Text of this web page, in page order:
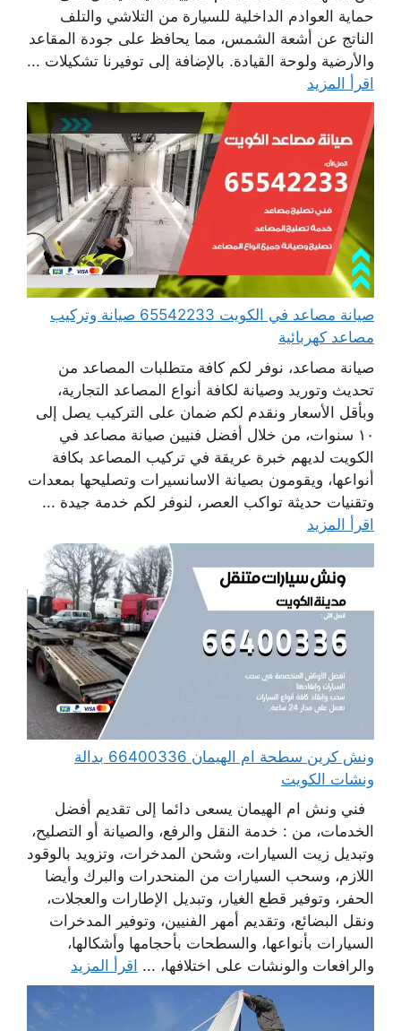
حماية العوادم الداخلية للسيارة من التلاشي والتلف
الناتج عن أشعة الشمس، مما يحافظ على جودة المقاعد
والأرضية ولوحة القيادة. بالإضافة إلى توفيرنا تشكيلات ...
اقرأ المزيد
صيانة مصاعد في الكويت 65542233 صيانة وتركيب
مصاعد كهربائية
صيانة مصاعد، نوفر لكم كافة متطلبات المصاعد من
تحديث وتوريد وصيانة لكافة أنواع المصاعد التجارية،
وبأقل الأسعار ونقدم لكم ضمان على التركيب يصل إلى
١٠ سنوات، من خلال أفضل فنيين صيانة مصاعد في
الكويت لديهم خبرة عريقة في تركيب المصاعد بكافة
أنواعها، ويقومون بصيانة الاسانسيرات وتصليحها بمعدات
وتقنيات حديثة تواكب العصر، لنوفر لكم خدمة جيدة ...
اقرأ المزيد
ونش كرين سطحة ام الهيمان 66400336 بدالة
ونشات الكويت
فني ونش ام الهيمان يسعى دائما إلى تقديم أفضل
الخدمات، من : خدمة النقل والرفع، والصيانة أو التصليح،
وتبديل زيت السيارات، وشحن المدخرات، وتزويد بالوقود
اللازم، وسحب السيارات من المنحدرات والبرك وأيضا
الحفر، وتوفير قطع الغيار، وتبديل الإطارات والعجلات،
ونقل البضائع، وتقديم أمهر الفنيين، وتوفير المدخرات
السيارات بأنواعها، والسطحات بأحجامها وأشكالها،
والرافعات والونشات على اختلافها، ... اقرأ المزيد